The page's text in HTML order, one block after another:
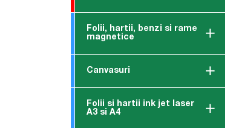
Folii, hartii, benzi si rame
magnetice
Canvasuri
Folii si hartii ink jet laser
A3 si A4